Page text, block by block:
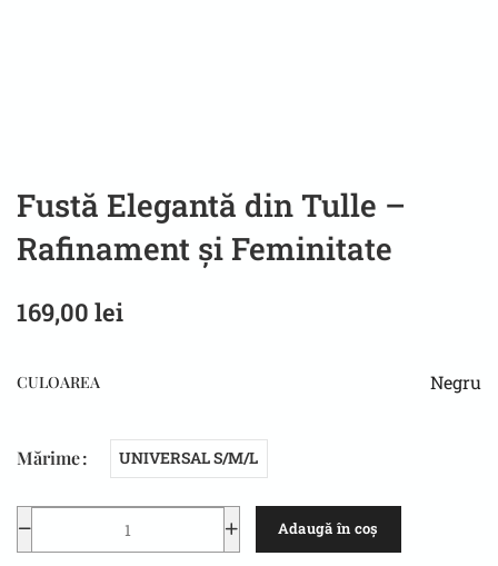
Fustă Elegantă din Tulle –
Rafinament și Feminitate
169,00 lei
CULOAREA Negru
Mărime UNIVERSAL S/M/L
Adaugă în coș